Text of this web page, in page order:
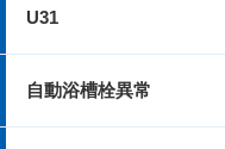
U31
自動浴槽栓異常